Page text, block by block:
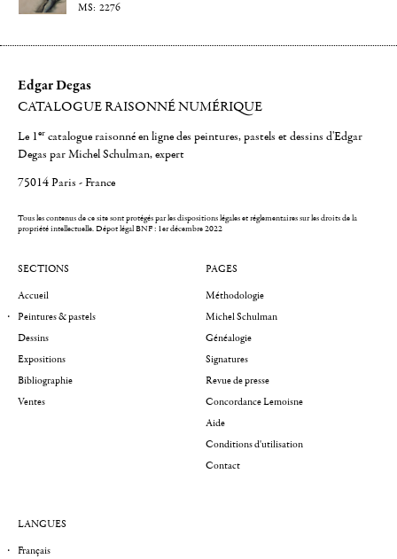
2276
Edgar Degas
CATALOGUE RAISONNÉ NUMÉRIQUE
Le 1er catalogue raisonné en ligne des peintures, pastels et dessins d'Edgar
Degas par Michel Schulman, expert
75014 Paris - France
Tous les contenus de ce site sont protégés par les dispositions légales et réglementaires sur les droits de la
propriété intellectuelle.Dépot légal BNF : 1er décembre 2022
SECTIONS
Accueil
Peintures & pastels
Dessins
Expositions
Bibliographie
Ventes
PAGES
Méthodologie
Michel Schulman
Généalogie
Signatures
Revue de presse
Concordance Lemoisne
Aide
Conditions d'utilisation
Contact
LANGUES
Français